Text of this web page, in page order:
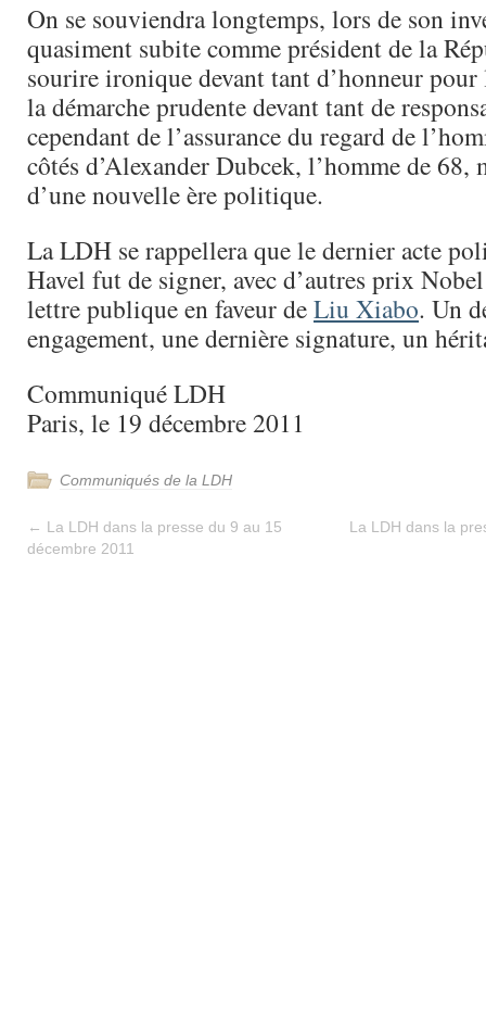
On se souviendra longtemps, lors de son
quasiment subite comme président de la
sourire ironique devant tant d’honneur pour
la démarche prudente devant tant de
cependant de l’assurance du regard de
côtés d’Alexander Dubcek, l’homme de 68,
d’une nouvelle ère politique.
La LDH se rappellera que le dernier acte
Havel fut de signer, avec d’autres prix
lettre publique en faveur deLiu Xiabo. Un
engagement, une dernière signature, un
Communiqué LDH
Paris, le 19 décembre 2011
Communiqués de la LDH
← La LDH dans la presse du 9 au 15
décembre 2011
La LDH dans la